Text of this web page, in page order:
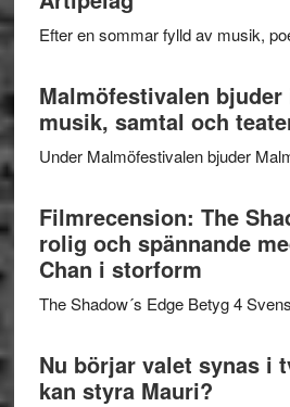
Efter en sommar fylld av musik,
Malmöfestivalen
musik, samtal och
Under Malmöfestivalen bjuder
Filmrecension: The
rolig och spännande
Chan i storform
The Shadow´s Edge Betyg 4
Nu börjar valet synas i
kan styra Mauri?